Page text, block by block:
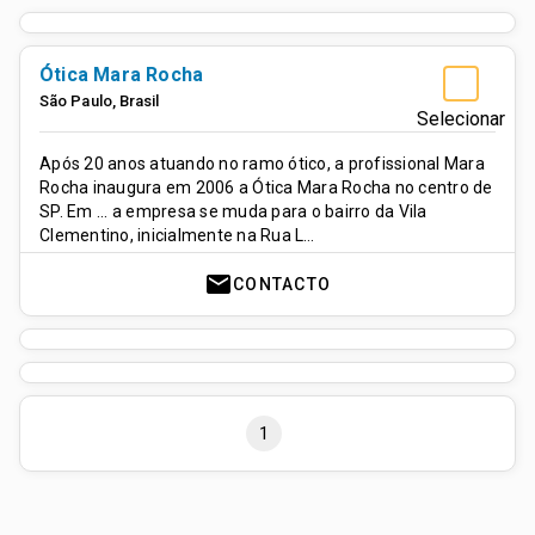
Selecionar
Ótica Mara Rocha
São Paulo, Brasil
Após 20 anos atuando no ramo ótico, a profissional Mara
Rocha inaugura em 2006 a Ótica Mara Rocha no centro de
SP. Em ... a empresa se muda para o bairro da Vila
Clementino, inicialmente na Rua L…
mailCONTACTO
1